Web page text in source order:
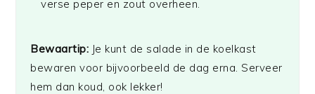
verse peper en zout overheen.
Bewaartip: Je kunt de salade in de koelkast
bewaren voor bijvoorbeeld de dag erna. Serveer
hem dan koud, ook lekker!